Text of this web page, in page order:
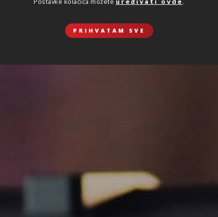
PRIHVATAM SVE